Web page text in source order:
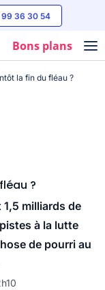
99 36 30 54
Bons plans
la fin du fléau ?
?
milliards de
à la lutte
de pourri au